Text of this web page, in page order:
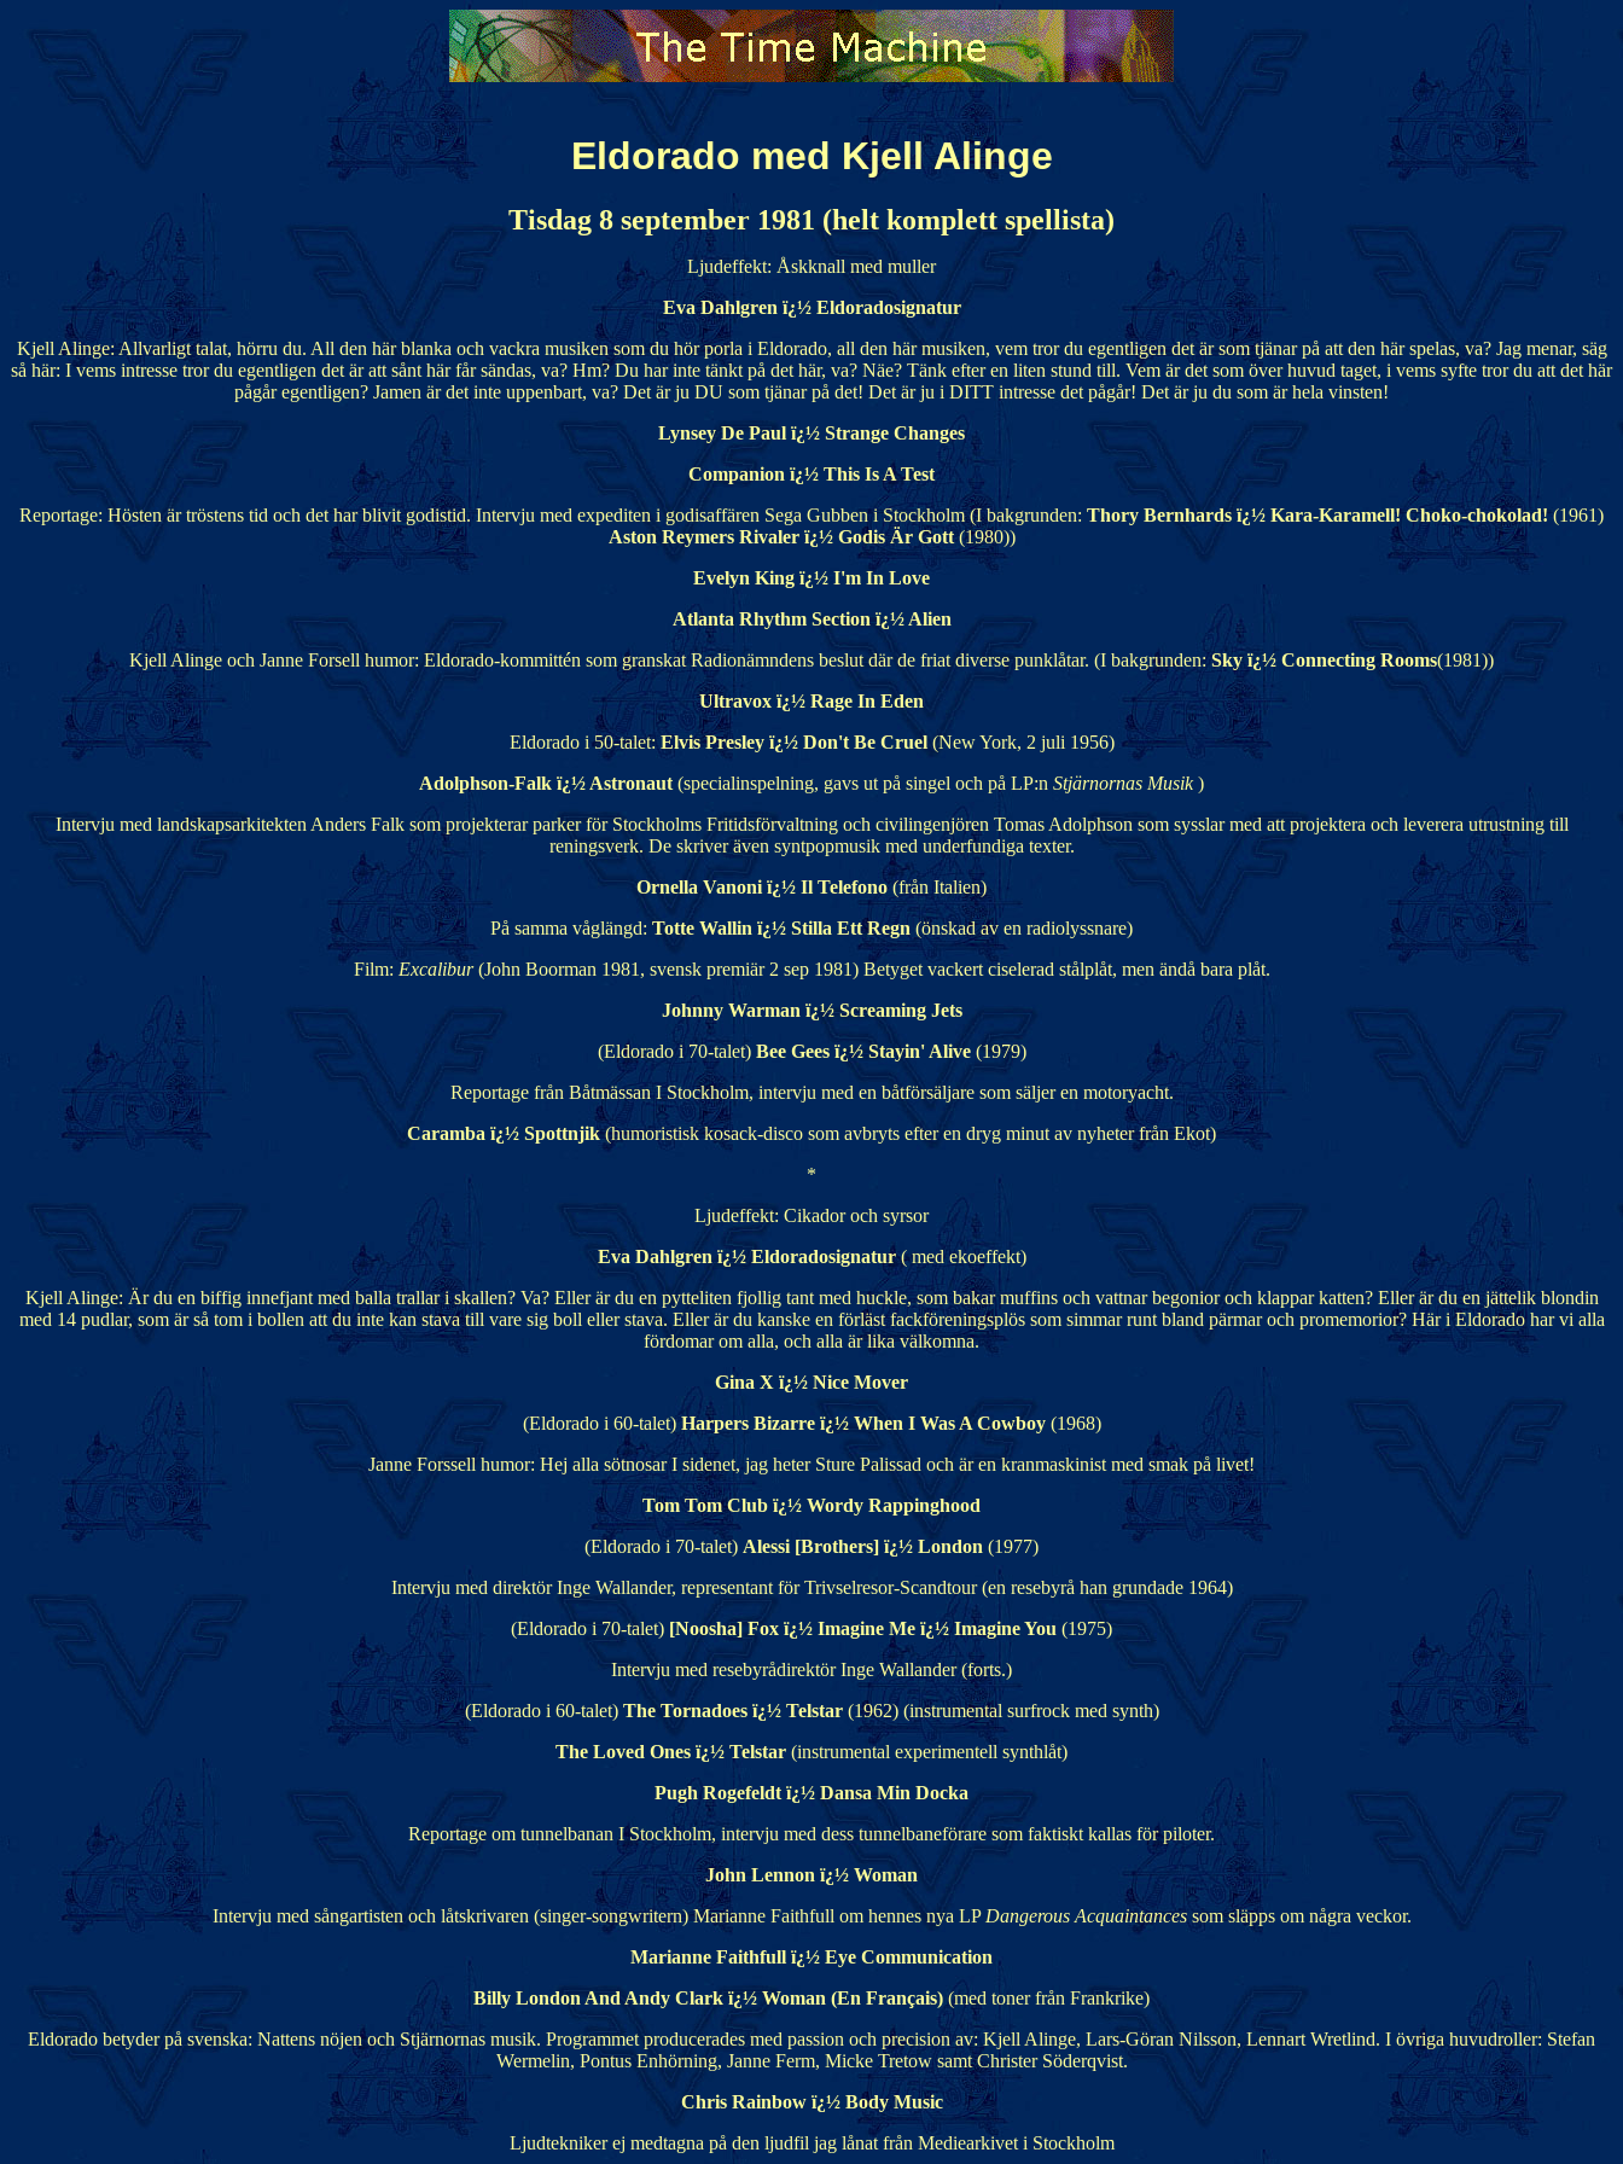
Eldorado med Kjell Alinge
Tisdag 8 september 1981 (helt komplett spellista)
Ljudeffekt: Åskknall med muller
Eva Dahlgren ï¿½ Eldoradosignatur
Kjell Alinge: Allvarligt talat, hörru du. All den här blanka och vackra musiken som du hör porla i Eldorado, all den här musiken, vem tror du egentligen det är som tjänar på att den här spelas, va? Jag menar, säg
så här: I vems intresse tror du egentligen det är att sånt här får sändas, va? Hm? Du har inte tänkt på det här, va? Näe? Tänk efter en liten stund till. Vem är det som över huvud taget, i vems syfte tror du att det här
pågår egentligen? Jamen är det inte uppenbart, va? Det är ju DU som tjänar på det! Det är ju i DITT intresse det pågår! Det är ju du som är hela vinsten!
Lynsey De Paul ï¿½ Strange Changes
Companion ï¿½ This Is A Test
Reportage: Hösten är tröstens tid och det har blivit godistid. Intervju med expediten i godisaffären Sega Gubben i Stockholm (I bakgrunden: Thory Bernhards ï¿½ Kara-Karamell! Choko-chokolad!(1961)
Aston Reymers Rivaler ï¿½ Godis Är Gott(1980))
Evelyn King ï¿½ I'm In Love
Atlanta Rhythm Section ï¿½ Alien
Kjell Alinge och Janne Forsell humor: Eldorado-kommittén som granskat Radionämndens beslut där de friat diverse punklåtar. (I bakgrunden:Sky ï¿½ Connecting Rooms(1981))
Ultravox ï¿½ Rage In Eden
Eldorado i 50-talet: Elvis Presley ï¿½ Don't Be Cruel (New York, 2 juli 1956)
Adolphson-Falk ï¿½ Astronaut(specialinspelning, gavs ut på singel och på LP:n Stjärnornas Musik)
Intervju med landskapsarkitekten Anders Falk som projekterar parker för Stockholms Fritidsförvaltning och civilingenjören Tomas Adolphson som sysslar med att projektera och leverera utrustning till
reningsverk. De skriver även syntpopmusik med underfundiga texter.
Ornella Vanoni ï¿½ Il Telefono(från Italien)
På samma våglängd: Totte Wallin ï¿½ Stilla Ett Regn (önskad av en radiolyssnare)
Film: Excalibur(John Boorman 1981, svensk premiär 2 sep 1981) Betyget vackert ciselerad stålplåt, men ändå bara plåt.
Johnny Warman ï¿½ Screaming Jets
(Eldorado i 70-talet) Bee Gees ï¿½ Stayin' Alive (1979)
Reportage från Båtmässan I Stockholm, intervju med en båtförsäljare som säljer en motoryacht.
Caramba ï¿½ Spottnjik(humoristisk kosack-disco som avbryts efter en dryg minut av nyheter från Ekot)
*
Ljudeffekt: Cikador och syrsor
Eva Dahlgren ï¿½ Eldoradosignatur( med ekoeffekt)
Kjell Alinge: Är du en biffig innefjant med balla trallar i skallen? Va? Eller är du en pytteliten fjollig tant med huckle, som bakar muffins och vattnar begonior och klappar katten? Eller är du en jättelik blondin
med 14 pudlar, som är så tom i bollen att du inte kan stava till vare sig boll eller stava. Eller är du kanske en förläst fackföreningsplös som simmar runt bland pärmar och promemorior? Här i Eldorado har vi alla
fördomar om alla, och alla är lika välkomna.
Gina X ï¿½ Nice Mover
(Eldorado i 60-talet) Harpers Bizarre ï¿½ When I Was A Cowboy (1968)
Janne Forssell humor: Hej alla sötnosar I sidenet, jag heter Sture Palissad och är en kranmaskinist med smak på livet!
Tom Tom Club ï¿½ Wordy Rappinghood
(Eldorado i 70-talet) Alessi [Brothers] ï¿½ London (1977)
Intervju med direktör Inge Wallander, representant för Trivselresor-Scandtour (en resebyrå han grundade 1964)
(Eldorado i 70-talet) [Noosha] Fox ï¿½ Imagine Me ï¿½ Imagine You (1975)
Intervju med resebyrådirektör Inge Wallander (forts.)
(Eldorado i 60-talet) The Tornadoes ï¿½ Telstar (1962) (instrumental surfrock med synth)
The Loved Ones ï¿½ Telstar (instrumental experimentell synthlåt)
Pugh Rogefeldt ï¿½ Dansa Min Docka
Reportage om tunnelbanan I Stockholm, intervju med dess tunnelbaneförare som faktiskt kallas för piloter.
John Lennon ï¿½ Woman
Intervju med sångartisten och låtskrivaren (singer-songwritern) Marianne Faithfull om hennes nya LPDangerous Acquaintances som släpps om några veckor.
Marianne Faithfull ï¿½ Eye Communication
Billy London And Andy Clark ï¿½ Woman (En Français) (med toner från Frankrike)
Eldorado betyder på svenska: Nattens nöjen och Stjärnornas musik. Programmet producerades med passion och precision av: Kjell Alinge, Lars-Göran Nilsson, Lennart Wretlind. I övriga huvudroller: Stefan
Wermelin, Pontus Enhörning, Janne Ferm, Micke Tretow samt Christer Söderqvist.
Chris Rainbow ï¿½ Body Music
Ljudtekniker ej medtagna på den ljudfil jag lånat från Mediearkivet i Stockholm